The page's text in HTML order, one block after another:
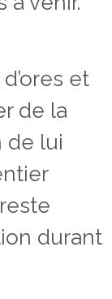
et
de la
de lui
durant